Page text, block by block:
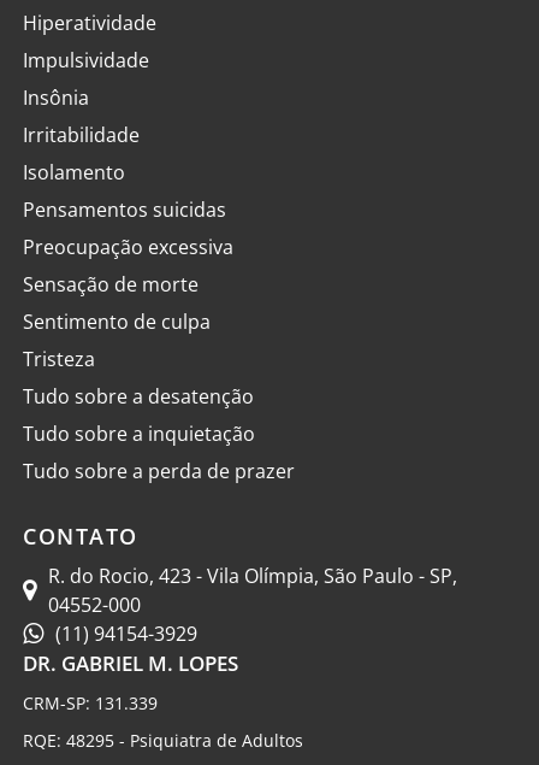
Hiperatividade
Impulsividade
Insônia
Irritabilidade
Isolamento
Pensamentos suicidas
Preocupação excessiva
Sensação de morte
Sentimento de culpa
Tristeza
Tudo sobre a desatenção
Tudo sobre a inquietação
Tudo sobre a perda de prazer
CONTATO
R. do Rocio, 423 - Vila Olímpia, São Paulo - SP,
04552-000
(11) 94154-3929
DR. GABRIEL M. LOPES
CRM-SP: 131.339
RQE: 48295 - Psiquiatra de Adultos